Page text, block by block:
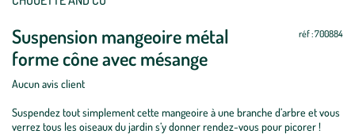
Suspension mangeoire métal
forme cône avec mésange
réf : 700884
Aucun avis client
Suspendez tout simplement cette mangeoire à une branche d’arbre et vous
verrez tous les oiseaux du jardin s’y donner rendez-vous pour picorer !